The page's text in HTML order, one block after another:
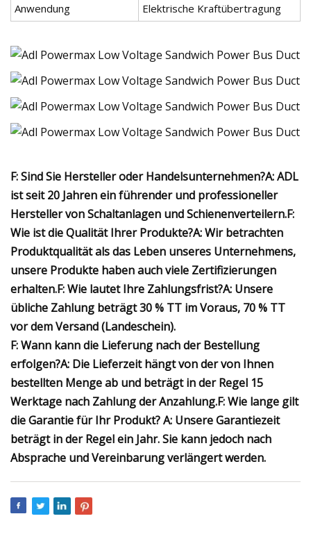
Anwendung
Elektrische Kraftübertragung
F: Sind Sie Hersteller oder Handelsunternehmen?A: ADL
ist seit 20 Jahren ein führender und professioneller
Hersteller von Schaltanlagen und Schienenverteilern.F:
Wie ist die Qualität Ihrer Produkte?A: Wir betrachten
Produktqualität als das Leben unseres Unternehmens,
unsere Produkte haben auch viele Zertifizierungen
erhalten.F: Wie lautet Ihre Zahlungsfrist?A: Unsere
übliche Zahlung beträgt 30 % TT im Voraus, 70 % TT
vor dem Versand (Landeschein).
F: Wann kann die Lieferung nach der Bestellung
erfolgen?A: Die Lieferzeit hängt von der von Ihnen
bestellten Menge ab und beträgt in der Regel 15
Werktage nach Zahlung der Anzahlung.F: Wie lange gilt
die Garantie für Ihr Produkt?A: Unsere Garantiezeit
beträgt in der Regel ein Jahr. Sie kann jedoch nach
Absprache und Vereinbarung verlängert werden.